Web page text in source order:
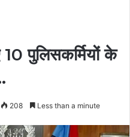
पुलिसकर्मियों के
208 Less than a minute